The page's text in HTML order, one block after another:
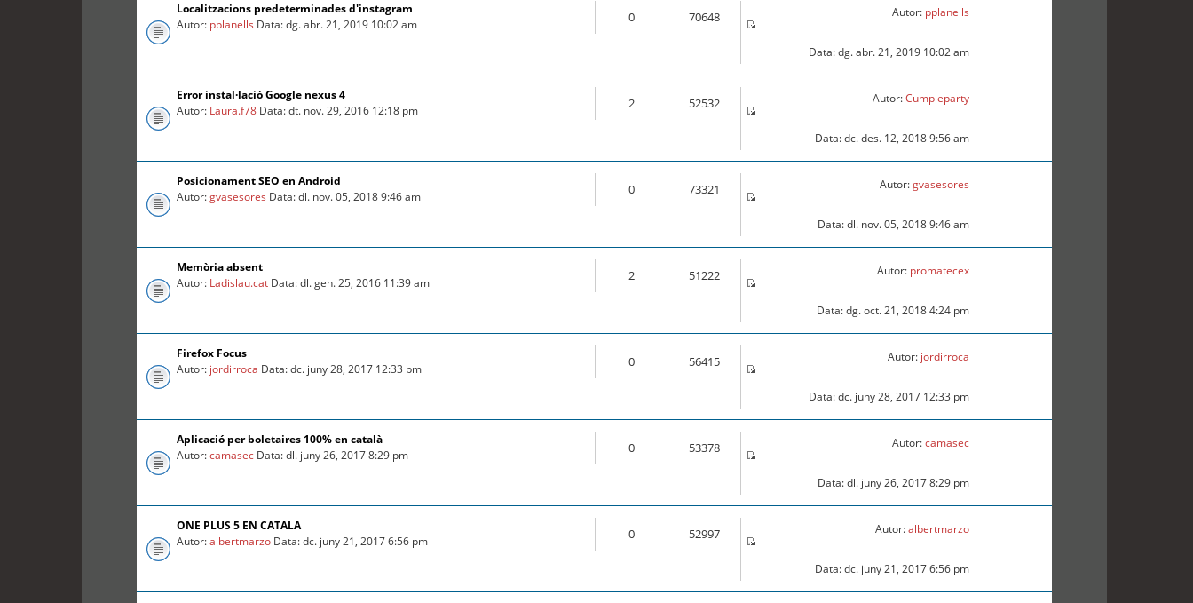
Localitzacions predeterminades d'instagram
Autor: pplanells Data: dg. abr. 21, 2019 10:02 am 0 70648 Autor: pplanells
Data: dg. abr. 21, 2019 10:02 am
Error instal·lació Google nexus 4
Autor: Laura.f78 Data: dt. nov. 29, 2016 12:18 pm 2 52532 Autor:Cumpleparty
Data: dc. des. 12, 2018 9:56 am
Posicionament SEO en Android
Autor:gvasesores Data: dl. nov. 05, 2018 9:46 am 0 73321 Autor:gvasesores
Data: dl. nov. 05, 2018 9:46 am
Memòria absent
Autor: Ladislau.cat Data: dl. gen. 25, 2016 11:39 am 2 51222 Autor: promatecex
Data: dg. oct. 21, 2018 4:24 pm
Firefox Focus
Autor: jordirroca Data: dc. juny 28, 2017 12:33 pm 0 56415 Autor: jordirroca
Data: dc. juny 28, 2017 12:33 pm
Aplicació per boletaires 100% en català
Autor:camasec Data: dl. juny 26, 2017 8:29 pm 0 53378 Autor:camasec
Data: dl. juny 26, 2017 8:29 pm
ONE PLUS 5 EN CATALA
Autor:albertmarzo Data: dc. juny 21, 2017 6:56 pm 0 52997 Autor:albertmarzo
Data: dc. juny 21, 2017 6:56 pm